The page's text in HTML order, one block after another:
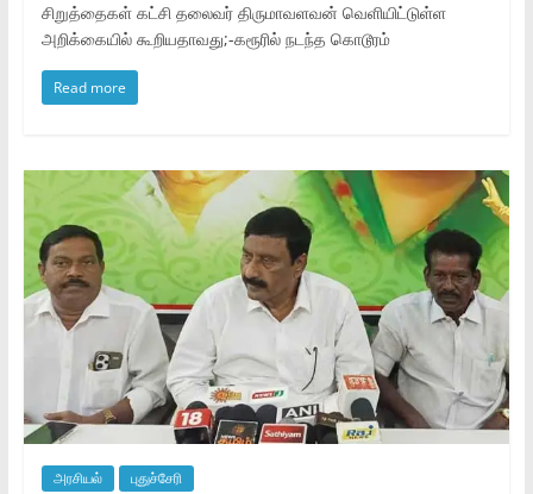
சிறுத்தைகள் கட்சி தலைவர் திருமாவளவன் வெளியிட்டுள்ள
அறிக்கையில் கூறியதாவது;-கரூரில் நடந்த கொடூரம்
Read more
அரசியல் புதுச்சேரி